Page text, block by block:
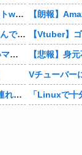
【悲報】有吉弘行さん、また匂わせポストwwwwwwwwwwwwwwww
【衝撃】巨人・井上温大さん、マジでとんでもない事態にwww
【画像】NHK北海道さん、とんでもないマシュマロ女子をキャスターに起用してしまうwwwwwwww
【マジかよ】入社3ヶ月の新人が労基を連れて来て「90連勤させられました」「労働基準法違反です」→俺「彼は30連休中ですが?」
【Vtuber】
Vチューバー